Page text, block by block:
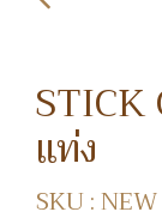
STICK
แท่ง
SKU : NEW